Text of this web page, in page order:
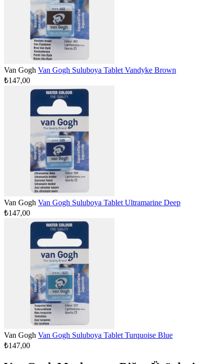
Van Gogh Van Gogh Suluboya Tablet Vandyke Brown
₺147,00
Van Gogh Van Gogh Suluboya Tablet Ultramarine Deep
₺147,00
Van Gogh Van Gogh Suluboya Tablet Turquoise Blue
₺147,00